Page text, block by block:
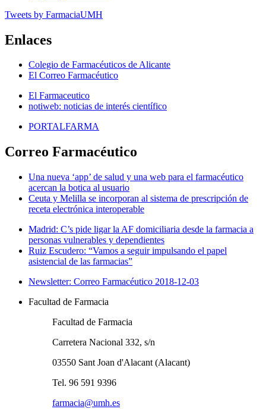
Tweets by FarmaciaUMH
Enlaces
Colegio de Farmacéuticos de Alicante
El Correo Farmacéutico
El Farmaceutico
notiweb: noticias de interés científico
PORTALFARMA
Correo Farmacéutico
Una nueva ‘app’ de salud y una web para el farmacéutico
acercan la botica al usuario
Ceuta y Melilla se incorporan al sistema de prescripción de
receta electrónica interoperable
Madrid: C’s pide ligar la AF domiciliaria desde la farmacia a
personas vulnerables y dependientes
Ruiz Escudero: “Vamos a seguir impulsando el papel
asistencial de las farmacias”
Newsletter: Correo Farmacéutico 2018-12-03
Facultad de Farmacia
Facultad de Farmacia
Carretera Nacional 332, s/n
03550 Sant Joan d'Alacant (Alacant)
Tel. 96 591 9396
farmacia@umh.es